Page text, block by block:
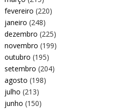
fevereiro (220)
janeiro (248)
dezembro (225)
novembro (199)
outubro (195)
setembro (204)
agosto (198)
julho (213)
junho (150)